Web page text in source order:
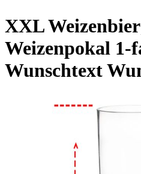
XXL
Weizenpokal
Wunschtext